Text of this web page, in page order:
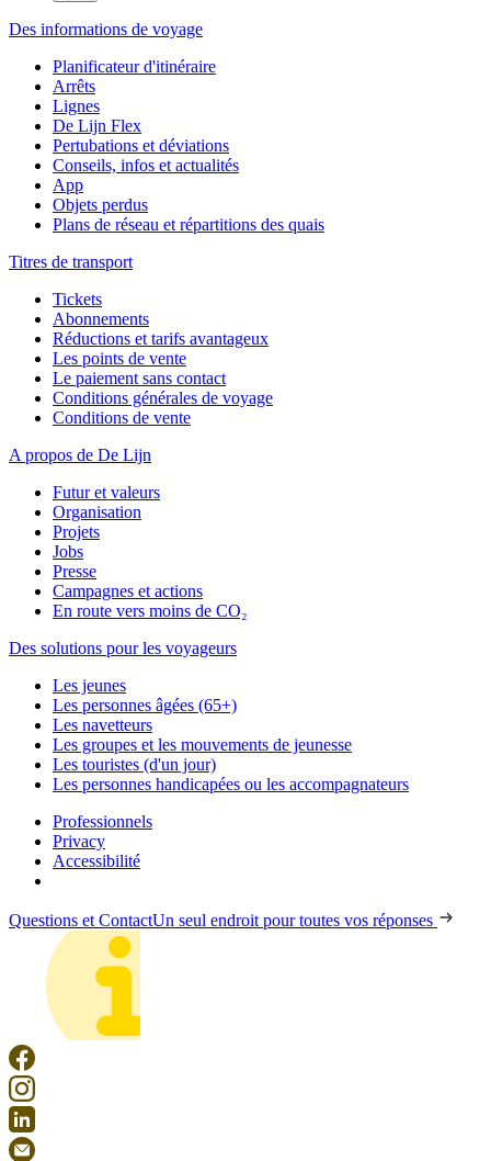
Des informations de voyage
Planificateur d'itinéraire
Arrêts
Lignes
De Lijn Flex
Pertubations et déviations
Conseils, infos et actualités
App
Objets perdus
Plans de réseau et répartitions des quais
Titres de transport
Tickets
Abonnements
Réductions et tarifs avantageux
Les points de vente
Le paiement sans contact
Conditions générales de voyage
Conditions de vente
A propos de De Lijn
Futur et valeurs
Organisation
Projets
Jobs
Presse
Campagnes et actions
En route vers moins de CO₂
Des solutions pour les voyageurs
Les jeunes
Les personnes âgées (65+)
Les navetteurs
Les groupes et les mouvements de jeunesse
Les touristes (d'un jour)
Les personnes handicapées ou les accompagnateurs
Professionnels
Privacy
Accessibilité
Questions et ContactUn seul endroit pour toutes vos réponses